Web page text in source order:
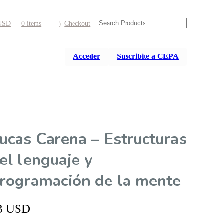
0 items Checkout
Acceder Suscribite a CEPA
Carena – Estructuras
lenguaje y
de la mente
USD